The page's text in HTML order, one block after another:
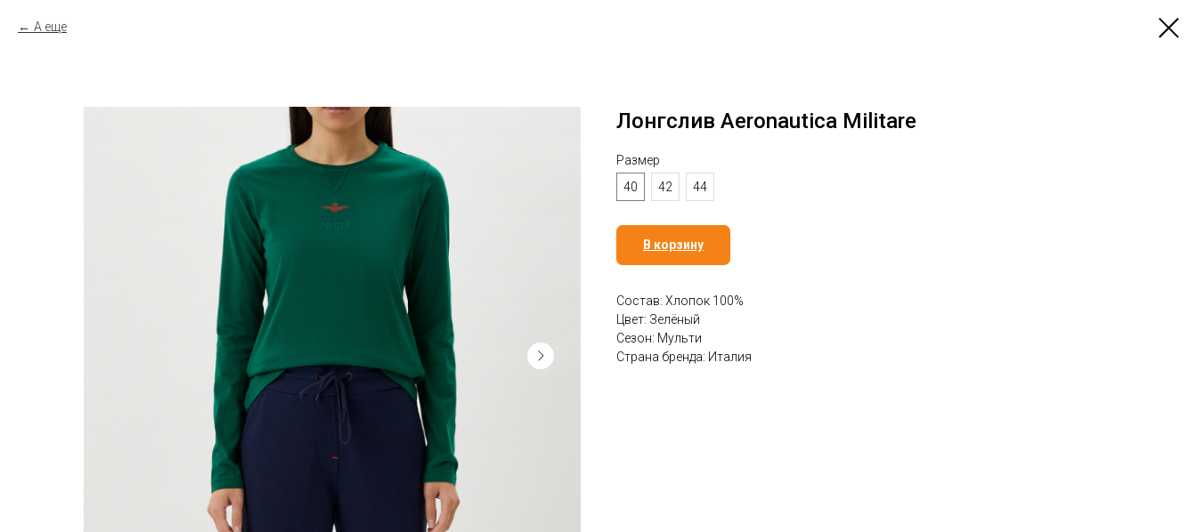
А еще
Лонгслив Aeronautica Militare
Размер
40
42 44
В корзину
Состав: Хлопок 100%
Цвет: Зелёный
Сезон: Мульти
Страна бренда: Италия